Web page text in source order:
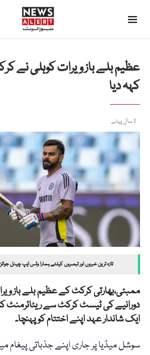
عظیم بلے باز ویرات کوہلی نے
کہہ دیا
1 سال پہلے
تازہ ترین خبروں اور تبصروں کیلئے ہمارا وٹس ایپ چینل
ممبئی،بھارتی کرکٹ کے عظیم بلے باز
دورانیے کی ٹیسٹ کرکٹ سے ریٹائرمنٹ کا
ایک شاندار عہد اپنے اختتام کو پہنچا۔
سوشل میڈیا پر جاری اپنے جذباتی پیغام